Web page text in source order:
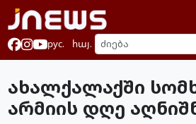
рус. հայ.
ახალქალაქში
არმიის დღე